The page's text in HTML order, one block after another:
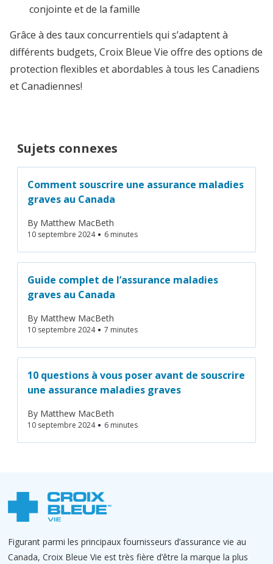
conjointe et de la famille
Grâce à des taux concurrentiels qui s’adaptent à
différents budgets, Croix Bleue Vie offre des options de
protection flexibles et abordables à tous les Canadiens
et Canadiennes!
Sujets connexes
Comment souscrire une assurance maladies
graves au Canada
By Matthew MacBeth
10 septembre 2024 • 6 minutes
Guide complet de l’assurance maladies
graves au Canada
By Matthew MacBeth
10 septembre 2024 • 7 minutes
10 questions à vous poser avant de souscrire
une assurance maladies graves
By Matthew MacBeth
10 septembre 2024 • 6 minutes
Figurant parmi les principaux fournisseurs d’assurance vie au
Canada, Croix Bleue Vie est très fière d’être la marque la plus